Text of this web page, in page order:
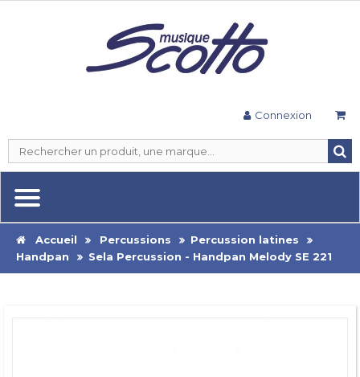
Connexion
Accueil Percussions
Percussion latines
Handpan
Sela Percussion - Handpan Melody SE 221